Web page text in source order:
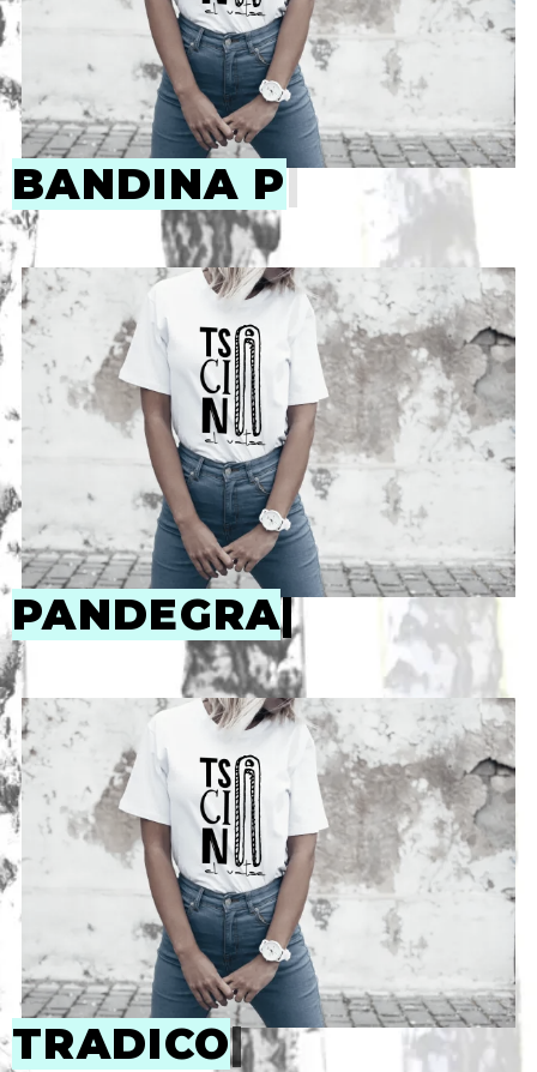
BANDINA PERR|
PANDEGRANU|
TRADICOR|